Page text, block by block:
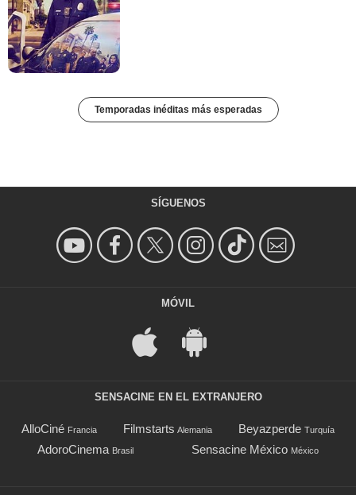
Temporadas inéditas más esperadas
SÍGUENOS
MÓVIL
SENSACINE EN EL EXTRANJERO
AlloCiné Francia Filmstarts Alemania Beyazperde Turquía
AdoroCinema Brasil Sensacine México México